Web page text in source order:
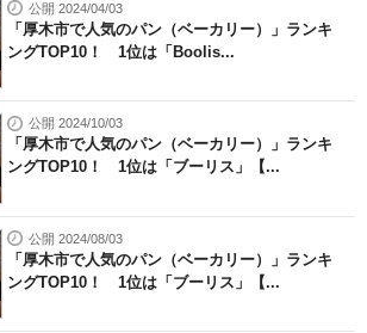
公開 2024/04/03
「厚木市で人気のパン（ベーカリー）」ランキ
ングTOP10！ 1位は「Boolis...
公開 2024/10/03
「厚木市で人気のパン（ベーカリー）」ランキ
ングTOP10！ 1位は「ブーリス」【...
公開 2024/08/03
「厚木市で人気のパン（ベーカリー）」ランキ
ングTOP10！ 1位は「ブーリス」【...